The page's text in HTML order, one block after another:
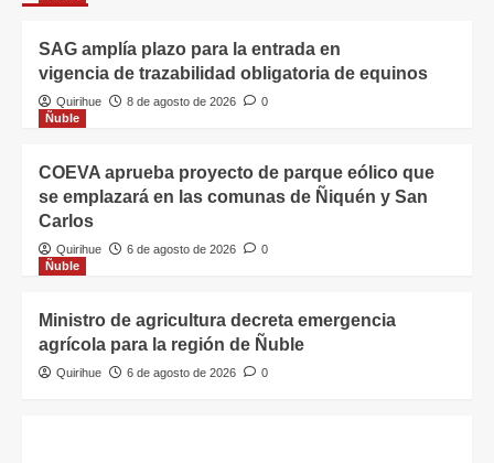
SAG amplía plazo para la entrada en
vigencia de trazabilidad obligatoria de equinos
Quirihue 8 de agosto de 2026
0
Ñuble
COEVA aprueba proyecto de parque eólico que
se emplazará en las comunas de Ñiquén y San
Carlos
Quirihue 6 de agosto de 2026
0
Ñuble
Ministro de agricultura decreta emergencia
agrícola para la región de Ñuble
Quirihue 6 de agosto de 2026 0